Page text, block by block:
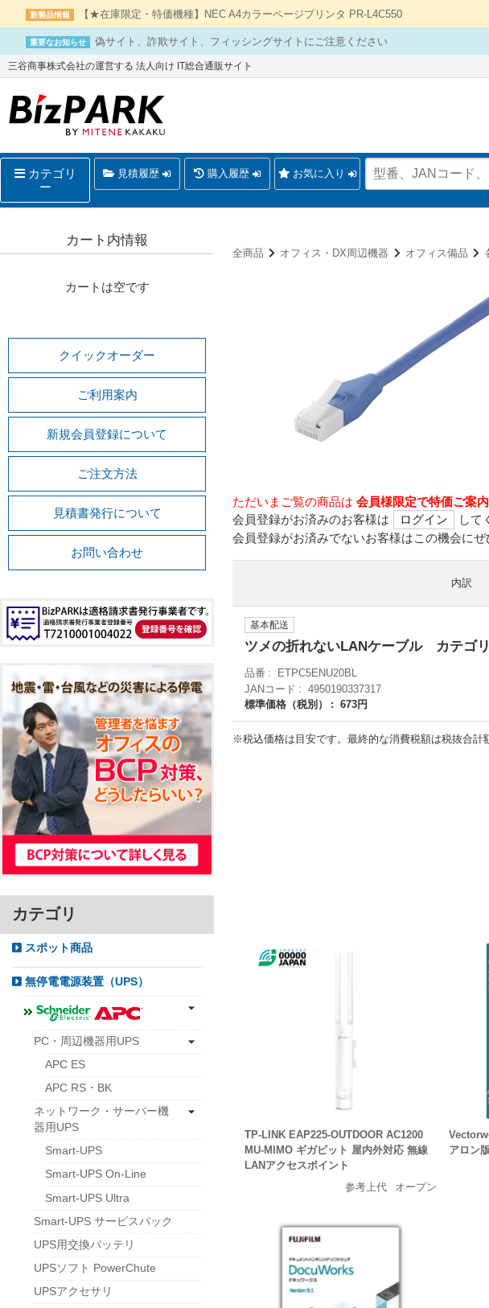
新製品情報 【★在庫限定・特価機種】NEC A4カラーページプリンタ PR-L4C550
重要なお知らせ 偽サイト、詐欺サイト、フィッシングサイトにご注意ください
三谷商事株式会社の運営する 法人向け IT総合通販サイト
カテゴリ
ー
見積履歴 購入履歴 お気に入り
全商品 オフィス・DX周辺機器 オフィス備品
ただいまご覧の商品は 会員様限定で特価ご案
会員登録がお済みのお客様は
ログイン
して
会員登録がお済みでないお客様はこの機会にぜ
内訳
基本配送
ツメの折れないLANケーブル カテ
品番
ETPC5ENU20BL
JANコード
4950190337317
標準価格（税別）
673円
※税込価格は目安です。最終的な消費税額は税抜合計
TP-LINK EAP225-OUTDOOR AC1200
MU-MIMO ギガビット 屋内外対応 無線
LANアクセスポイント
参考上代
オープン
アロン版
カート内情報
カートは空です
クイックオーダー
ご利用案内
新規会員登録について
ご注文方法
見積書発行について
お問い合わせ
カテゴリ
スポット商品
無停電電源装置（UPS）
PC・周辺機器用UPS
APC ES
APC RS・BK
ネットワーク・サーバー機
器用UPS
Smart-UPS
Smart-UPS On-Line
Smart-UPS Ultra
Smart-UPS サービスパック
UPS用交換バッテリ
UPSソフト PowerChute
UPSアクセサリ